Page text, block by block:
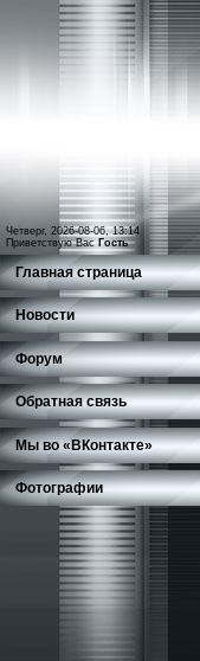
Четверг, 2026-08-06, 13:14
Приветствую Вас Гость
Главная страница
Новости
Форум
Обратная связь
Мы во «ВКонтакте»
Фотографии